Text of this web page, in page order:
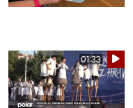
01:33